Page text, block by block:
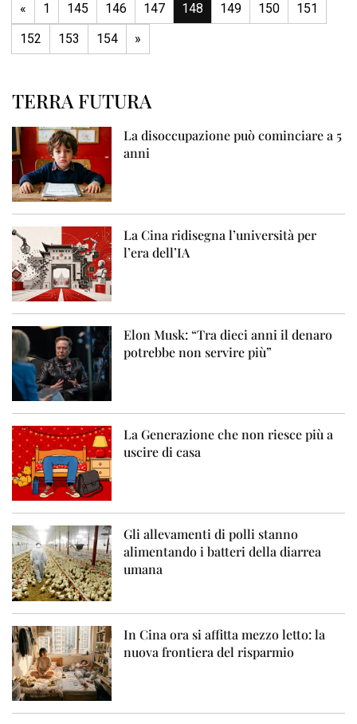
« 1 145 146 147 148 149 150
151
152
153 154 »
TERRA FUTURA
La disoccupazione può cominciare a 5
anni
La Cina ridisegna l’università per
l’era dell’IA
Elon Musk: “Tra dieci anni il denaro
potrebbe non servire più”
La Generazione che non riesce più a
uscire di casa
Gli allevamenti di polli stanno
alimentando i batteri della diarrea
umana
In Cina ora si affitta mezzo letto: la
nuova frontiera del risparmio